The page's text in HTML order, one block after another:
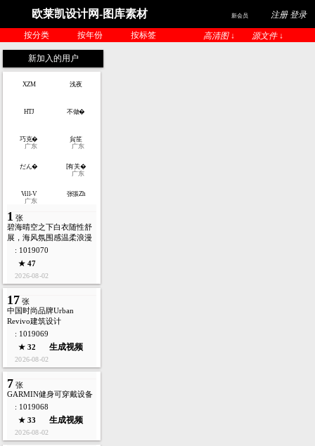
欧莱凯设计网-图库素材 新会员 注册 登录
按分类 按年份 按标签 高清图 ↓ 源文件 ↓
新加入的用户
XZM 浅夜
HTJ 不做�
巧克�
广东
貟笙
广东
だん�
[有关�
广东
Vill-V
广东
张張Zh
1 张
碧海晴空之下白衣随性舒
展，海风氛围感温柔浪漫
: 1019070
★ 47
2026-08-02
17 张
中国时尚品牌Urban
Revivo建筑设计
: 1019069
★ 32
生成视频
2026-08-02
7 张
GARMIN健身可穿戴设备
: 1019068
★ 33
生成视频
2026-08-02